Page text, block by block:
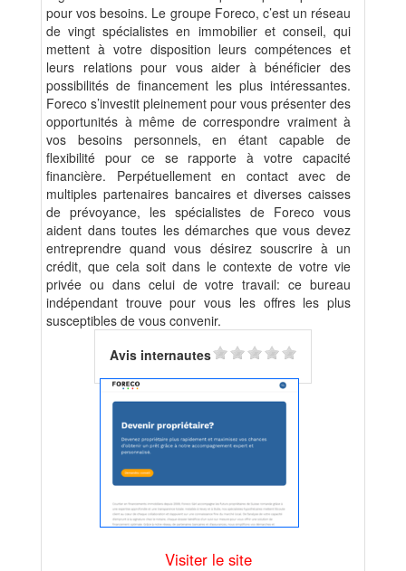
pour vos besoins. Le groupe Foreco, c’est un réseau
de vingt spécialistes en immobilier et conseil, qui
mettent à votre disposition leurs compétences et
leurs relations pour vous aider à bénéficier des
possibilités de financement les plus intéressantes.
Foreco s’investit pleinement pour vous présenter des
opportunités à même de correspondre vraiment à
vos besoins personnels, en étant capable de
flexibilité pour ce se rapporte à votre capacité
financière. Perpétuellement en contact avec de
multiples partenaires bancaires et diverses caisses
de prévoyance, les spécialistes de Foreco vous
aident dans toutes les démarches que vous devez
entreprendre quand vous désirez souscrire à un
crédit, que cela soit dans le contexte de votre vie
privée ou dans celui de votre travail: ce bureau
indépendant trouve pour vous les offres les plus
susceptibles de vous convenir.
Avis internautes
Visiter le site